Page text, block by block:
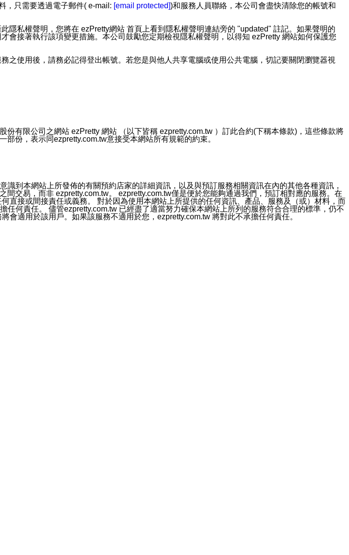
，只需要透過電子郵件( e-mail: [email protected])和服務人員聯絡，本公司會盡快清除您的帳號和
私權聲明，您將在 ezPretty網站 首頁上看到隱私權聲明連結旁的 "updated" 註記。如果聲明的
會接著執行該項變更措施。本公司鼓勵您定期檢視隱私權聲明，以得知 ezPretty 網站如何保護您
之使用後，請務必記得登出帳號。若您是與他人共享電腦或使用公共電腦，切記要關閉瀏覽器視
接收到通知型訊息。
皆不會被傳送。滿足以下三個條件者，將可收到通知型訊息。
知型訊息。
有限公司之網站 ezPretty 網站 （以下皆稱 ezpretty.com.tw ）訂此合約(下稱本條款)，這些條款將
份，表示同ezpretty.com.tw意接受本網站所有規範的約束。
到本網站上所發佈的有關預約店家的詳細資訊，以及與預訂服務相關資訊在內的其他各種資訊，
交易，而非 ezpretty.com.tw。 ezpretty.com.tw僅是便於您能夠通過我們，預訂相對應的服務。在
直接或間接責任或義務。 對於因為使用本網站上所提供的任何資訊、產品、服務及（或）材料，而
何責任。 儘管ezpretty.com.tw 已經盡了適當努力確保本網站上所列的服務符合合理的標準，仍不
適用於該用戶。如果該服務不適用於您，ezpretty.com.tw 將對此不承擔任何責任。